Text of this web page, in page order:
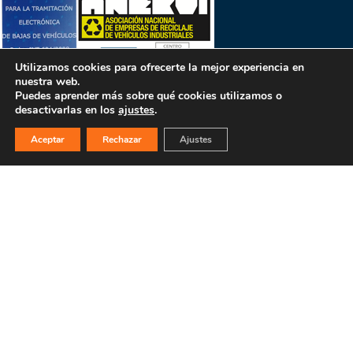
PULSA PARA MÁS INFORMACIÓN
Utilizamos cookies para ofrecerte la mejor experiencia en
nuestra web.
Puedes aprender más sobre qué cookies utilizamos o
desactivarlas en los ajustes.
Aceptar Rechazar Ajustes